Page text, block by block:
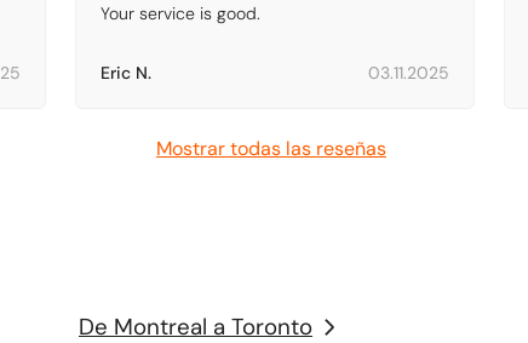
Your service is good.
Eric N. 03.11.2025
Mostrar todas las reseñas
De Montreal a Toronto